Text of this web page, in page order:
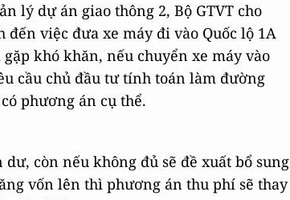
lý dự án giao thông 2, Bộ GTVT cho
việc đưa xe máy đi vào Quốc lộ 1A
khó khăn, nếu chuyển xe máy vào
cầu chủ đầu tư tính toán làm đường
phương án cụ thể.
còn nếu không đủ sẽ đề xuất bổ sung
vốn lên thì phương án thu phí sẽ thay